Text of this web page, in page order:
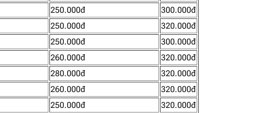
250.000đ
300.000đ
250.000đ
320.000đ
250.000đ
300.000đ
260.000đ
320.000đ
280.000đ
320.000đ
260.000đ
320.000đ
250.000đ
320.000đ